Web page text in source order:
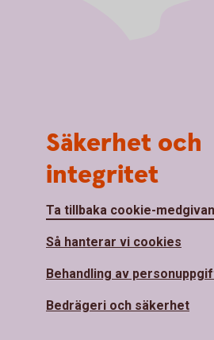
Säkerhet och
integritet
Ta tillbaka cookie-
Så hanterar vi cookies
Behandling av
Bedrägeri och säkerhet